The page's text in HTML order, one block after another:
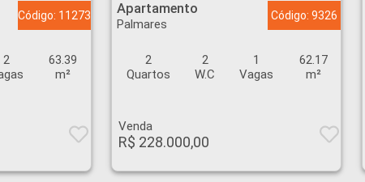
Código: 11273
2
63.39
m²
Apartamento
Palmares
Código: 9326
2
Quartos
2
W.C
1
Vagas
62.17
m²
Venda
R$ 228.000,00